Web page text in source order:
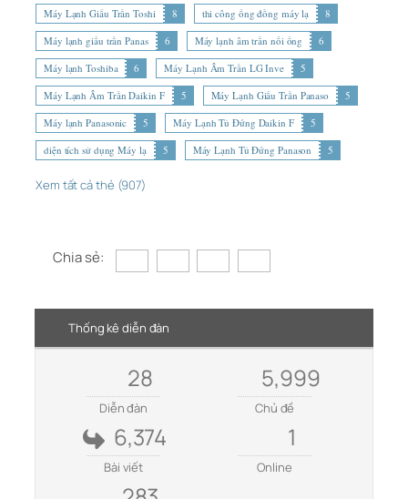
Máy Lạnh Giấu Trần Toshi
8 thi công ống đồng máy lạ
8
Máy lạnh giấu trần Panas
6 Máy lạnh âm trần nối ống
6
Máy lạnh Toshiba
6 Máy Lạnh Âm Trần LG Inve
5
Máy Lạnh Âm Trần Daikin F
5 Máy Lạnh Giấu Trần Panaso
5
Máy lạnh Panasonic
5 Máy Lạnh Tủ Đứng Daikin F
5
diện tích sử dụng Máy lạ
5 Máy Lạnh Tủ Đứng Panason 5
Xem tất cả thẻ (907)
Chia sẻ:
Thống kê diễn đàn
28
Diễn đàn
5,999
Chủ đề
6,374
Bài viết
1
Online